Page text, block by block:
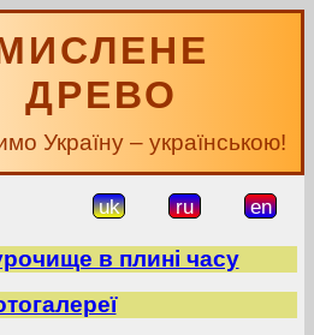
ДРЕВО
Україну – українською!
uk ru en
в плині часу